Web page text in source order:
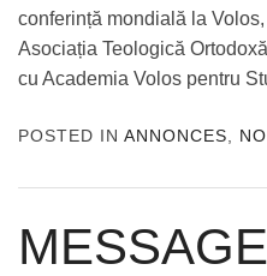
conferință mondială la
Asociația Teologică
cu Academia Volos pentru
POSTED IN ANNONCES